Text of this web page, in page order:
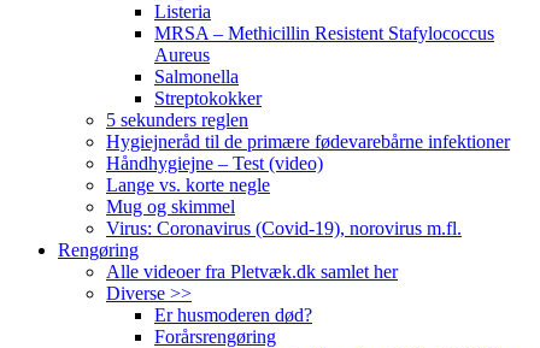
Listeria
MRSA – Methicillin Resistent Stafylococcus
Aureus
Salmonella
Streptokokker
5 sekunders reglen
Hygiejneråd til de primære fødevarebårne infektioner
Håndhygiejne – Test (video)
Lange vs. korte negle
Mug og skimmel
Virus: Coronavirus (Covid-19), norovirus m.fl.
Rengøring
Alle videoer fra Pletvæk.dk samlet her
Diverse >>
Er husmoderen død?
Forårsrengøring